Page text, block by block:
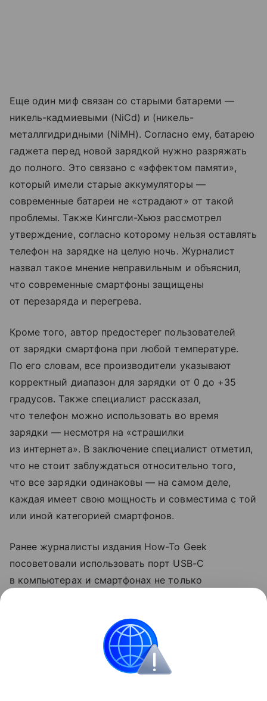
Еще один миф связан со старыми батареми —
никель-кадмиевыми (NiCd) и (никель-
металлгидридными (NiMH). Согласно ему, батарею
гаджета перед новой зарядкой нужно разряжать
до полного. Это связано с «эффектом памяти»,
который имели старые аккумуляторы —
современные батареи не «страдают» от такой
проблемы. Также Кингсли-Хьюз рассмотрел
утверждение, согласно которому нельзя оставлять
телефон на зарядке на целую ночь. Журналист
назвал такое мнение неправильным и объяснил,
что современные смартфоны защищены
от перезаряда и перегрева.
Кроме того, автор предостерег пользователей
от зарядки смартфона при любой температуре.
По его словам, все производители указывают
корректный диапазон для зарядки от 0 до +35
градусов. Также специалист рассказал,
что телефон можно использовать во время
зарядки — несмотря на «страшилки
из интернета». В заключение специалист отметил,
что не стоит заблуждаться относительно того,
что все зарядки одинаковы — на самом деле,
каждая имеет свою мощность и совместима с той
или иной категорией смартфонов.
Ранее журналисты издания How-To Geek
посоветовали использовать порт USB-C
в компьютерах и смартфонах не только
скорости и подключаться к мониторам.